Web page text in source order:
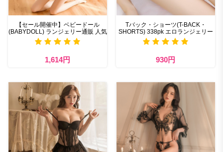
【セール開催中】ベビードール
(BABYDOLL) ランジェリー通販 人気
1,614円
Tバック・ショーツ(T-BACK・
SHORTS) 338pk エロランジェリー
930円